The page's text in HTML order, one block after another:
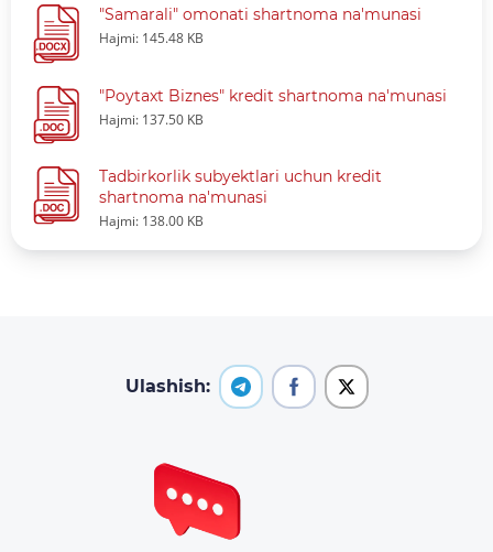
"Samarali" omonati shartnoma na'munasi
Hajmi: 145.48 KB
"Poytaxt Biznes" kredit shartnoma na'munasi
Hajmi: 137.50 KB
Tadbirkorlik subyektlari uchun kredit
shartnoma na'munasi
Hajmi: 138.00 KB
Ulashish: